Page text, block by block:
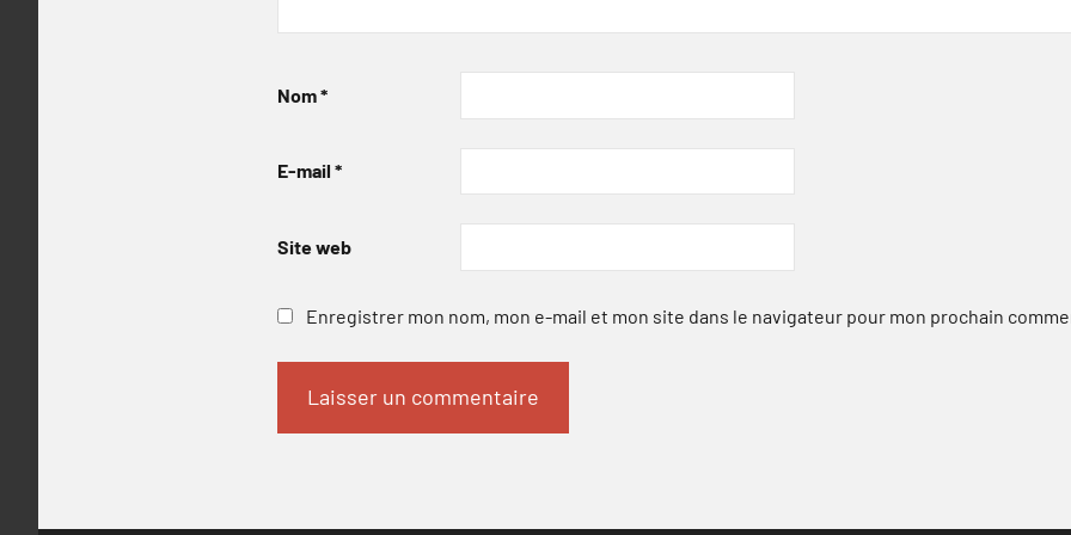
Nom*
E-mail *
Site web
Enregistrer mon nom, mon e-mail et mon site dans le navigateur pour mon prochain